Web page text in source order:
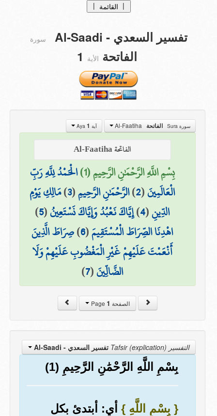
| |
اتصل بنا
تفسير السعدي - Al-Saadi سورة
الفاتحة الأية 1
سورة Sura الفاتحة آية Aya 1
الفاتحة Al-Faatiha
بِسْمِ اللَّهِ الرَّحْمَٰنِ الرَّحِيمِ (1) الْحَمْدُ لِلَّهِ رَبِّ
الْعَالَمِينَ(
2
)الرَّحْمَٰنِ الرَّحِيمِ(
3
)مَالِكِ يَوْمِ
الدِّينِ(
4
)إِيَّاكَ نَعْبُدُ وَإِيَّاكَ نَسْتَعِينُ(
5
)
اهْدِنَا الصِّرَاطَ الْمُسْتَقِيمَ(
6
)صِرَاطَ الَّذِينَ
أَنْعَمْتَ عَلَيْهِمْ غَيْرِ الْمَغْضُوبِ عَلَيْهِمْ وَلَا
الضَّالِّينَ(
7
)
الصفحة Page 1
التفسير Tafsir (explication) تفسير السعدي - Al-Saadi
بِسْمِ اللَّهِ الرَّحْمَٰنِ الرَّحِيمِ (1)
{ بِسْمِ اللَّهِ } أي: أبتدئ بكل